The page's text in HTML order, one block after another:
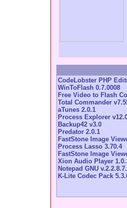
CodeLobster PHP
WinToFlash 0.7.0008
Free Video to Flash
Total Commander
aTunes 2.0.1
Process Explorer
Backup42 v3.0
Predator 2.0.1
FastStone Image
Process Lasso 3.70.4
FastStone Image
Xion Audio Player
Notepad GNU
K-Lite Codec Pack